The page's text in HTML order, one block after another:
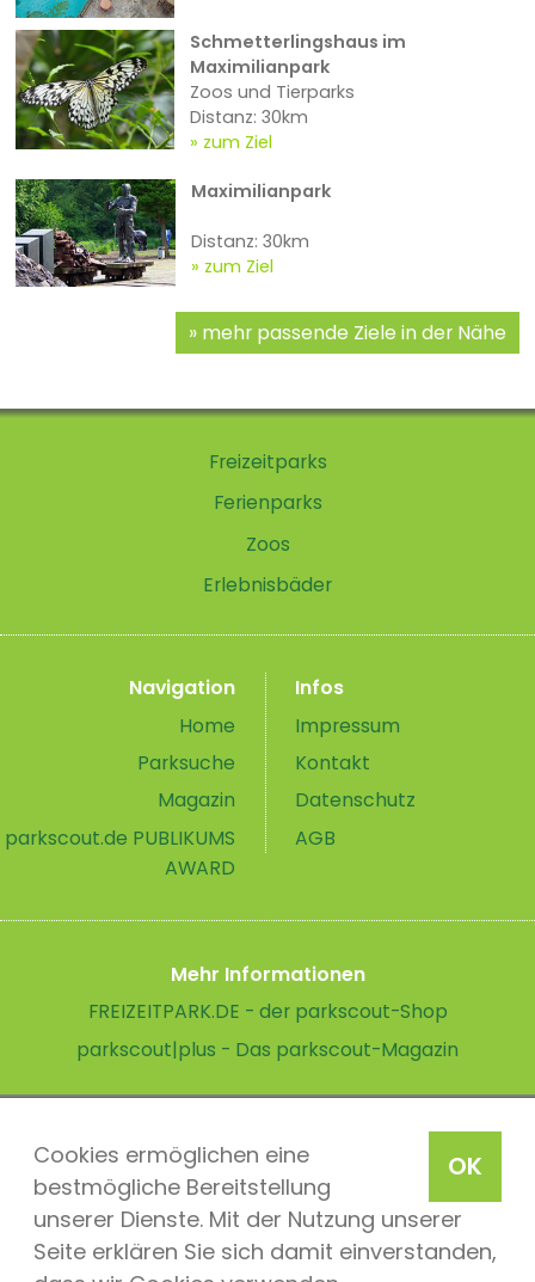
OK
Cookies ermöglichen eine
bestmögliche Bereitstellung
unserer Dienste. Mit der Nutzung unserer
Seite erklären Sie sich damit einverstanden,
Schmetterlingshaus im
Maximilianpark
Zoos und Tierparks
Distanz: 30km
zum Ziel
Maximilianpark
Distanz: 30km
zum Ziel
mehr passende Ziele in der Nähe
Freizeitparks
Ferienparks
Zoos
Erlebnisbäder
Navigation
Home
Parksuche
Magazin
parkscout.de PUBLIKUMS
AWARD
Infos
Impressum
Kontakt
Datenschutz
AGB
Mehr Informationen
FREIZEITPARK.DE - der parkscout-Shop
parkscout|plus - Das parkscout-Magazin